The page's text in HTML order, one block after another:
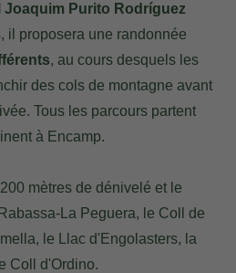
Purito Rodríguez
il proposera une randonnée
, au cours desquels les
des cols de montagne avant
Tous les parcours partent
à Encamp.
mètres de dénivelé et le
La Peguera, le Coll de
le Llac d'Engolasters, la
Coll d'Ordino.